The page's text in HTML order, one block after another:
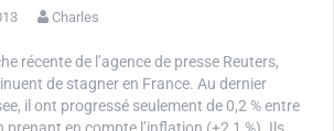
Charles
récente de l’agence de presse Reuters,
de stagner en France. Au dernier
il ont progressé seulement de 0,2 % entre